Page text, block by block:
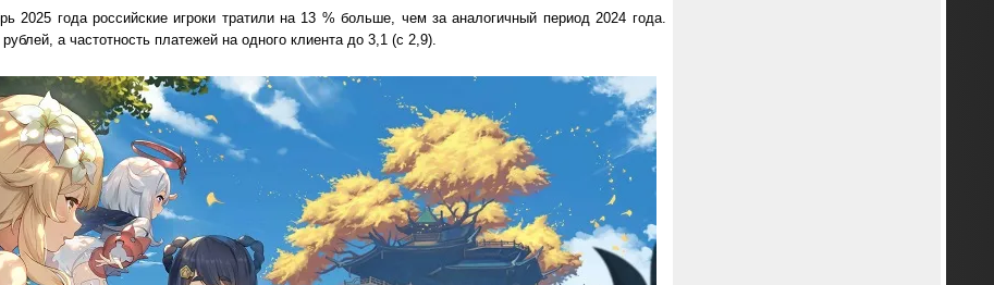
2025 года российские игроки тратили на 13 % больше, чем за аналогичный период 2024 года.
а частотность платежей на одного клиента до 3,1 (с 2,9).